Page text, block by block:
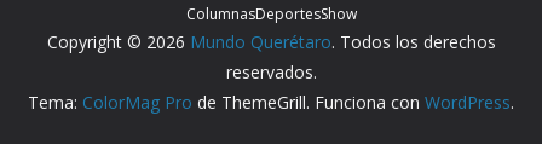
ColumnasDeportesShow
Copyright © 2026 Mundo Querétaro. Todos los derechos
reservados.
Tema: ColorMag Pro de ThemeGrill. Funciona con WordPress.